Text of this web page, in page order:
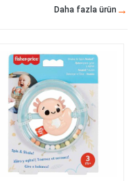
Daha fazla ürün